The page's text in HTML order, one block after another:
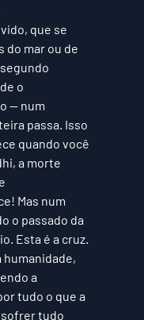
que se
do mar ou de
o
— num
passa. Isso
quando você
a morte
Mas num
o passado da
Esta é a cruz.
humanidade,
a
tudo o que a
sofrer tudo